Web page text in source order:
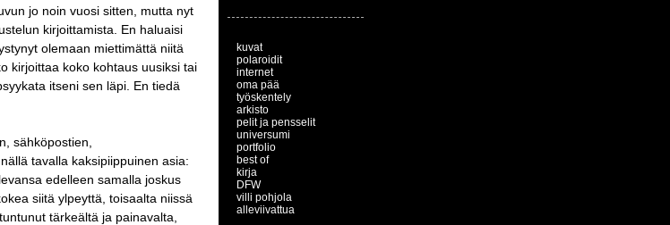
jo noin vuosi sitten, mutta nyt
kirjoittamista. En haluaisi
olemaan miettimättä niitä
kirjoittaa koko kohtaus uusiksi tai
itseni sen läpi. En tiedä
sähköpostien,
tavalla kaksipiippuinen asia:
edelleen samalla joskus
siitä ylpeyttä, toisaalta niissä
tärkeältä ja painavalta,
kuvat
polaroidit
internet
oma pää
työskentely
arkisto
pelit ja pensselit
universumi
portfolio
best of
kirja
DFW
villi pohjola
alleviivattua